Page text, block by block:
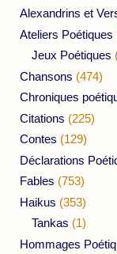
Alexandrins et
Ateliers Poétiques
Jeux Poétiques
Chansons (474)
Chroniques
Citations (225)
Contes (129)
Déclarations
Fables (753)
Haikus (353)
Tankas (1)
Hommages